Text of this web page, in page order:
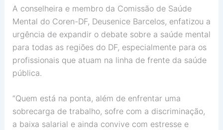
A conselheira e membro da Comissão de Saúde
Mental do Coren-DF, Deusenice Barcelos, enfatizou a
urgência de expandir o debate sobre a saúde mental
para todas as regiões do DF, especialmente para os
profissionais que atuam na linha de frente da saúde
pública.
“Quem está na ponta, além de enfrentar uma
sobrecarga de trabalho, sofre com a discriminação,
a baixa salarial e ainda convive com estresse e